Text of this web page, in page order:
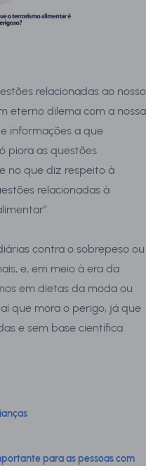
relacionadas ao nosso
eterno dilema com a nossa
informações a que
piora as questões
no que diz respeito à
relacionadas à
contra o sobrepeso ou
e, em meio à era da
em dietas da moda ou
que mora o perigo, já que
e sem base científica
para as pessoas com